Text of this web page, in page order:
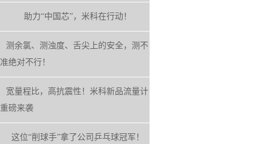
助力“中国芯”，米科在行动！
测余氯、测浊度、舌尖上的安全，测不
准绝对不行！
宽量程比，高抗震性！米科新品流量计
重磅来袭
这位“削球手”拿了公司乒乓球冠军！